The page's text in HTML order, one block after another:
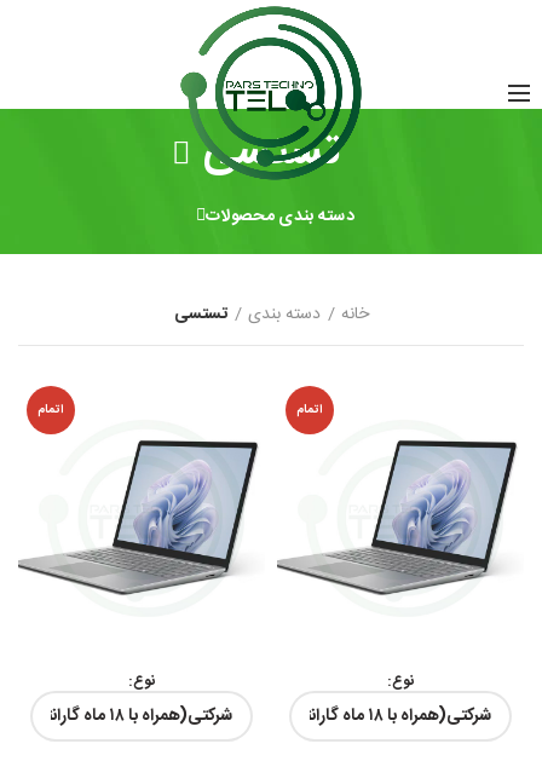
تستسی
دسته بندی محصولات
خانه دسته بندی تستسی
اتمام
رنگ ها:
نوع:
اتمام
رنگ ها:
نوع: